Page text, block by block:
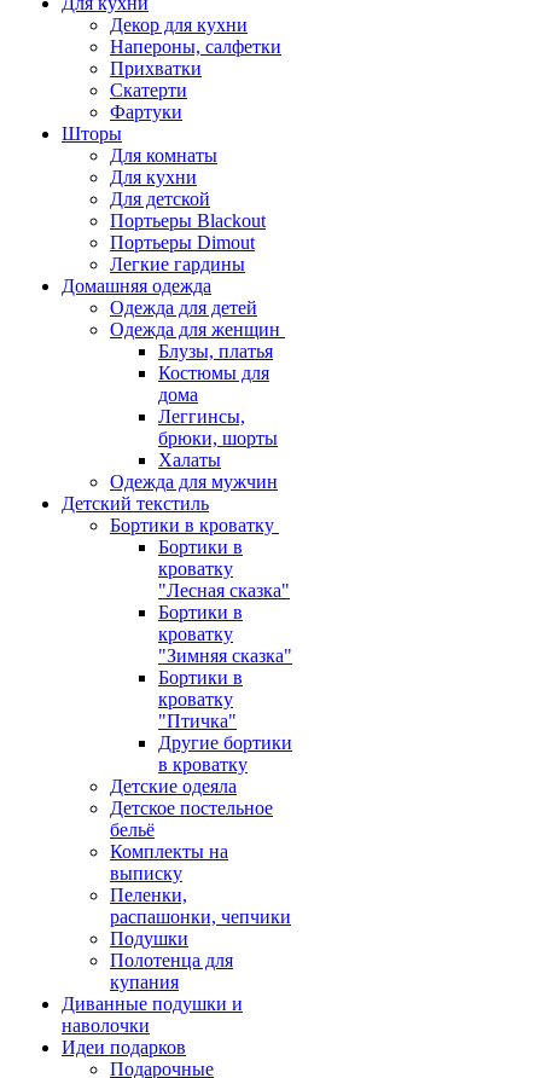
Декор для кухни
Напероны, салфетки
Прихватки
Скатерти
Фартуки
Шторы
Для комнаты
Для кухни
Для детской
Портьеры Blackout
Портьеры Dimout
Легкие гардины
Домашняя одежда
Одежда для детей
Одежда для женщин
Блузы, платья
Костюмы для
дома
Леггинсы,
брюки, шорты
Халаты
Одежда для мужчин
Детский текстиль
Бортики в кроватку
Бортики в
кроватку
"Лесная сказка"
Бортики в
кроватку
"Зимняя сказка"
Бортики в
кроватку
"Птичка"
Другие бортики
в кроватку
Детские одеяла
Детское постельное
бельё
Комплекты на
выписку
Пеленки,
распашонки, чепчики
Подушки
Полотенца для
купания
Диванные подушки и
наволочки
Идеи подарков
Подарочные